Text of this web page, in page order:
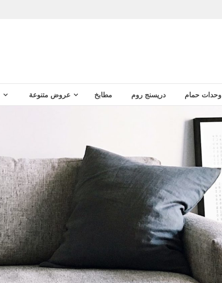
وحدات حمام دريسنج روم مطابخ عروض متنوعة